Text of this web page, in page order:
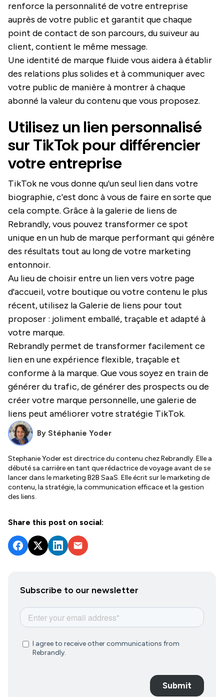
By Stéphanie Yoder
Stephanie Yoder est directrice du contenu chez Rebrandly. Elle a
débuté sa carrière en tant que rédactrice de voyage avant de se
lancer dans le marketing B2B SaaS. Elle écrit sur le marketing de
contenu, la stratégie, la communication efficace et la gestion
des liens.
Share this post on social:
Subscribe to our newsletter
renforce la personnalité de votre entreprise
auprès de votre public et garantit que chaque
point de contact de son parcours, du suiveur au
client, contient le même message.
Une identité de marque fluide vous aidera à établir
des relations plus solides et à communiquer avec
votre public de manière à montrer à chaque
abonné la valeur du contenu que vous proposez.
Utilisez un lien personnalisé
sur TikTok pour différencier
votre entreprise
TikTok ne vous donne qu'un seul lien dans votre
biographie, c'est donc à vous de faire en sorte que
cela compte. Grâce à la galerie de liens de
Rebrandly, vous pouvez transformer ce spot
unique en un hub de marque performant qui génère
des résultats tout au long de votre marketing
entonnoir.
Au lieu de choisir entre un lien vers votre page
d'accueil, votre boutique ou votre contenu le plus
récent, utilisez la Galerie de liens pour tout
proposer : joliment emballé, traçable et adapté à
votre marque.
Rebrandly permet de transformer facilement ce
lien en une expérience flexible, traçable et
conforme à la marque. Que vous soyez en train de
générer du trafic, de générer des prospects ou de
créer votre marque personnelle, une galerie de
liens peut améliorer votre stratégie TikTok.